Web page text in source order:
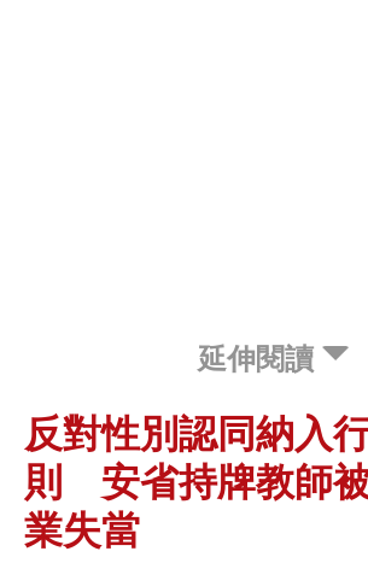
延伸閱讀
反對性別認同納入
則 安省持牌教師
業失當